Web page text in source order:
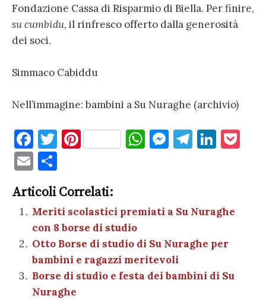
Fondazione Cassa di Risparmio di Biella. Per finire,
su cumbidu, il rinfresco offerto dalla generosità
dei soci.
Simmaco Cabiddu
Nell’immagine: bambini a Su Nuraghe (archivio)
F
a
c
e
b
o
o
k
T
te
r
Pi
es
t
W
A
p
p
M
g
er
T
a
m
Li
dI
E
m
ai
l
n
di
vi
di
Articoli Correlati:
Meriti scolastici premiati a Su Nuraghe
con 8 borse di studio
Otto Borse di studio di Su Nuraghe per
bambini e ragazzi meritevoli
Borse di studio e festa dei bambini di Su
Nuraghe